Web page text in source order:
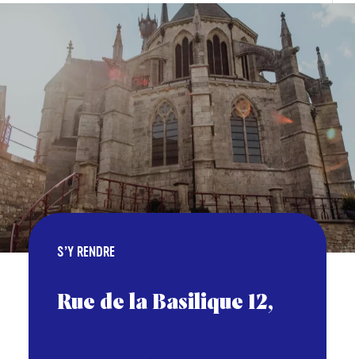
S’Y RENDRE
Rue de la Basilique 12,